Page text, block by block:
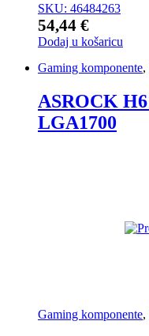
SKU: 46484263
54,44 €
Dodaj u košaricu
Gaming komponente,
ASROCK
LGA1700
Gaming komponente,